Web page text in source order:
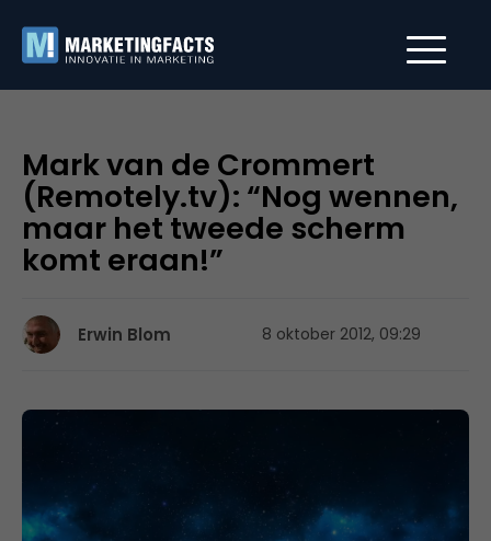
Mark van de Crommert
(Remotely.tv): “Nog wennen,
maar het tweede scherm
komt eraan!”
Erwin Blom 8 oktober 2012, 09:29